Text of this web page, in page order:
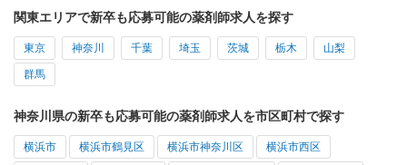
関東エリアで新卒も応募可能の薬剤師求人を探す
東京 神奈川 千葉 埼玉 茨城 栃木 山梨
群馬
神奈川県の新卒も応募可能の薬剤師求人を市区町村で探す
横浜市 横浜市鶴見区 横浜市神奈川区 横浜市西区